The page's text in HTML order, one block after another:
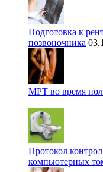
Подготовка к
позвоночника
МРТ во время
Протокол
компьютерных